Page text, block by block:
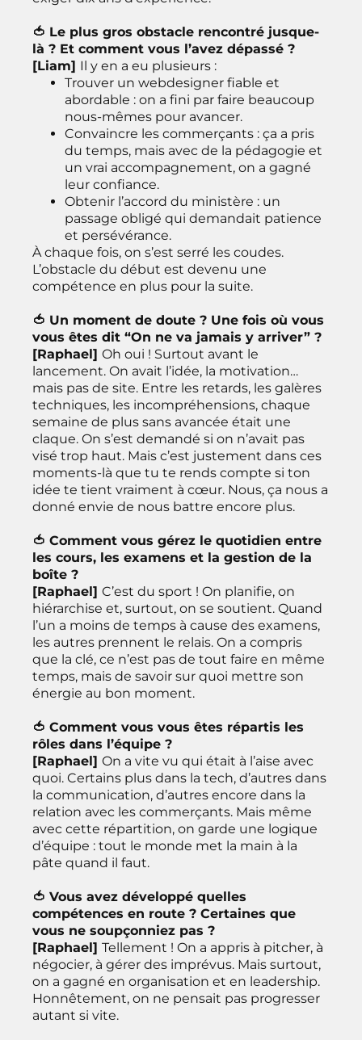
🍅 Le plus gros obstacle rencontré jusque-
là ? Et comment vous l’avez dépassé ?
[Liam] Il y en a eu plusieurs :
Trouver un webdesigner fiable et
abordable : on a fini par faire beaucoup
nous-mêmes pour avancer.
Convaincre les commerçants : ça a pris
du temps, mais avec de la pédagogie et
un vrai accompagnement, on a gagné
leur confiance.
Obtenir l’accord du ministère : un
passage obligé qui demandait patience
et persévérance.
À chaque fois, on s’est serré les coudes.
L’obstacle du début est devenu une
compétence en plus pour la suite.
🍅 Un moment de doute ? Une fois où vous
vous êtes dit “On ne va jamais y arriver” ?
[Raphael] Oh oui ! Surtout avant le
lancement. On avait l’idée, la motivation…
mais pas de site. Entre les retards, les galères
techniques, les incompréhensions, chaque
semaine de plus sans avancée était une
claque. On s’est demandé si on n’avait pas
visé trop haut. Mais c’est justement dans ces
moments-là que tu te rends compte si ton
idée te tient vraiment à cœur. Nous, ça nous a
donné envie de nous battre encore plus.
🍅 Comment vous gérez le quotidien entre
les cours, les examens et la gestion de la
boîte ?
[Raphael] C’est du sport ! On planifie, on
hiérarchise et, surtout, on se soutient. Quand
l’un a moins de temps à cause des examens,
les autres prennent le relais. On a compris
que la clé, ce n’est pas de tout faire en même
temps, mais de savoir sur quoi mettre son
énergie au bon moment.
🍅 Comment vous vous êtes répartis les
rôles dans l’équipe ?
[Raphael] On a vite vu qui était à l’aise avec
quoi. Certains plus dans la tech, d’autres dans
la communication, d’autres encore dans la
relation avec les commerçants. Mais même
avec cette répartition, on garde une logique
d’équipe : tout le monde met la main à la
pâte quand il faut.
🍅 Vous avez développé quelles
compétences en route ? Certaines que
vous ne soupçonniez pas ?
[Raphael] Tellement ! On a appris à pitcher, à
négocier, à gérer des imprévus. Mais surtout,
on a gagné en organisation et en leadership.
Honnêtement, on ne pensait pas progresser
autant si vite.